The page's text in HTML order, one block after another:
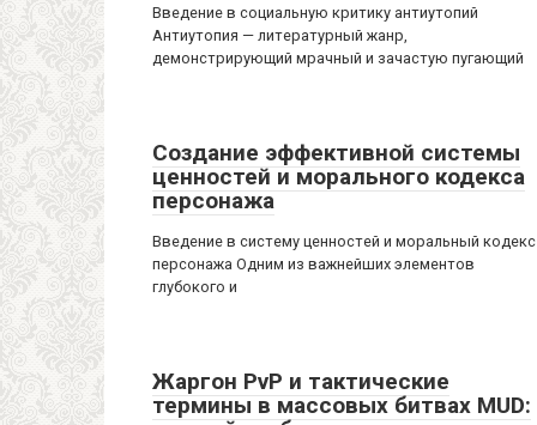
Введение в социальную критику антиутопий
Антиутопия — литературный жанр,
демонстрирующий мрачный и зачастую пугающий
Создание эффективной системы
ценностей и морального кодекса
персонажа
Введение в систему ценностей и моральный кодекс
персонажа Одним из важнейших элементов
глубокого и
Жаргон PvP и тактические
термины в массовых битвах MUD: